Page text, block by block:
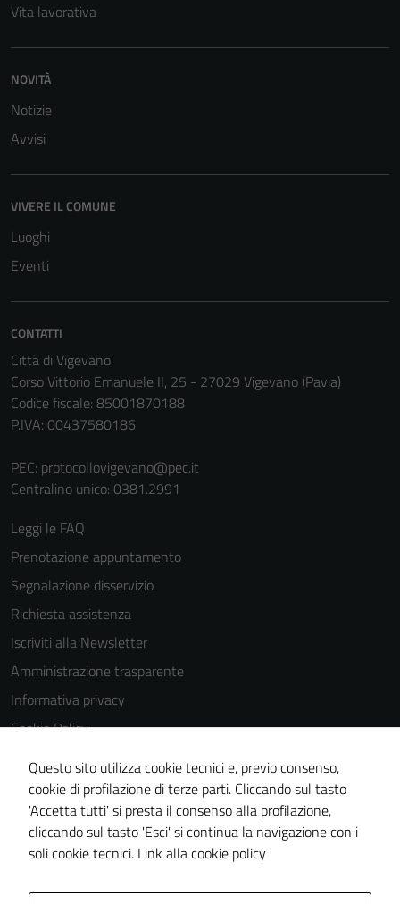
Vita lavorativa
NOVITÀ
Notizie
Avvisi
VIVERE IL COMUNE
Luoghi
Eventi
CONTATTI
Città di Vigevano
Corso Vittorio Emanuele II, 25 - 27029 Vigevano (Pavia)
Codice fiscale: 85001870188
P.IVA: 00437580186
PEC: protocollovigevano@pec.it
Centralino unico: 0381.2991
Leggi le FAQ
Prenotazione appuntamento
Segnalazione disservizio
Richiesta assistenza
Iscriviti alla Newsletter
Amministrazione trasparente
Informativa privacy
Cookie Policy
Media policy
Note legali
Dichiarazione di accessibilità
Piano di miglioramento del sito
Questo sito utilizza cookie tecnici e, previo consenso,
cookie di profilazione di terze parti. Cliccando sul tasto
'Accetta tutti' si presta il consenso alla profilazione,
cliccando sul tasto 'Esci' si continua la navigazione con i
soli cookie tecnici. Link alla cookie policy